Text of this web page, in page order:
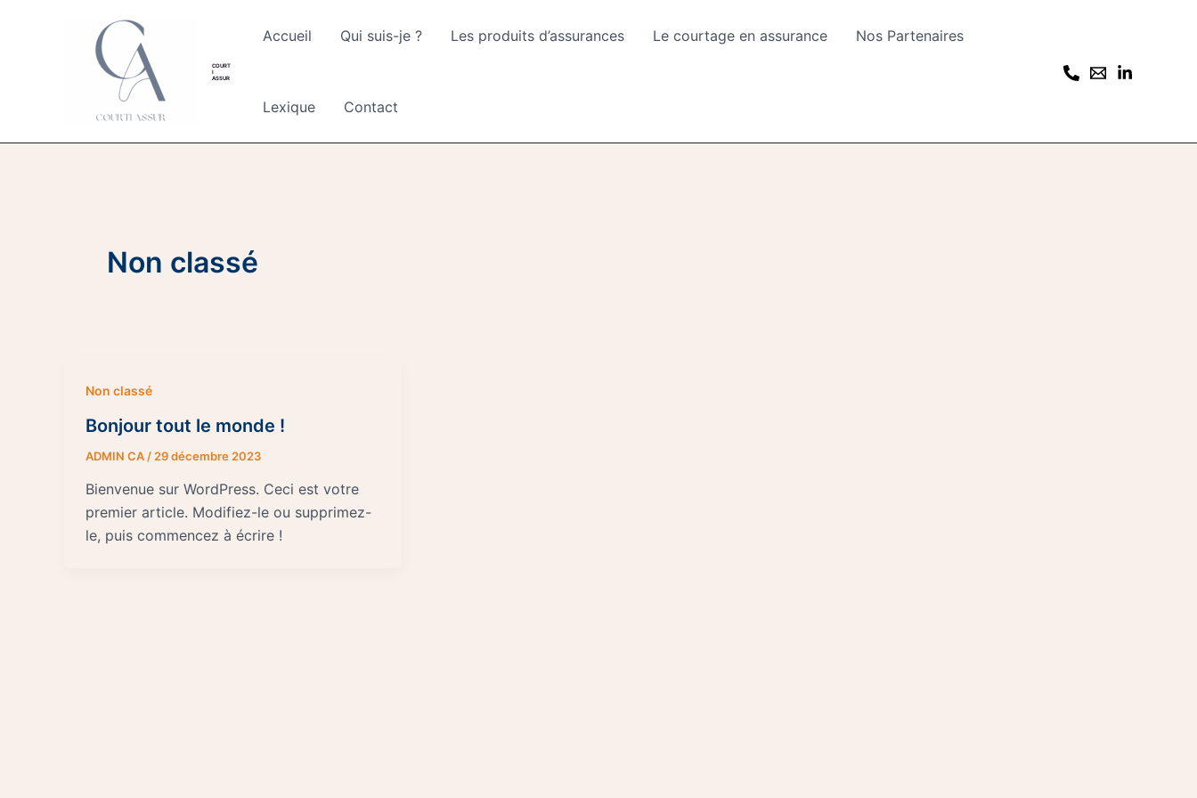
COURT
I
ASSUR
Accueil Qui suis-je ? Les produits d’assurances Le courtage en assurance Nos Partenaires
Lexique Contact
Non classé
Non classé
Bonjour tout le monde !
ADMIN CA / 29 décembre 2023
Bienvenue sur WordPress. Ceci est votre
premier article. Modifiez-le ou supprimez-
le, puis commencez à écrire !